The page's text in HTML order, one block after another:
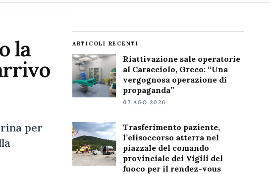
la
per
ARTICOLI RECENTI
Riattivazione sale operatorie
al Caracciolo, Greco: “Una
vergognosa operazione di
propaganda”
07 AGO 2026
Trasferimento paziente,
l’elisoccorso atterra nel
piazzale del comando
provinciale dei Vigili del
fuoco per il rendez-vous